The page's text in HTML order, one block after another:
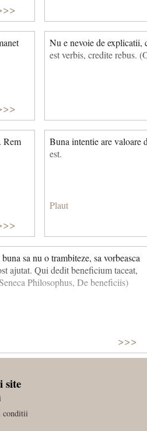
Nu e nevoie de explicatii,
est verbis, credite rebus.
Rem
Buna intentie are valoare
est.
Plaut
sa nu o trambiteze, sa vorbeasca
ajutat. Qui dedit beneficium taceat,
Philosophus, De beneficiis)
>>>
site
conditii